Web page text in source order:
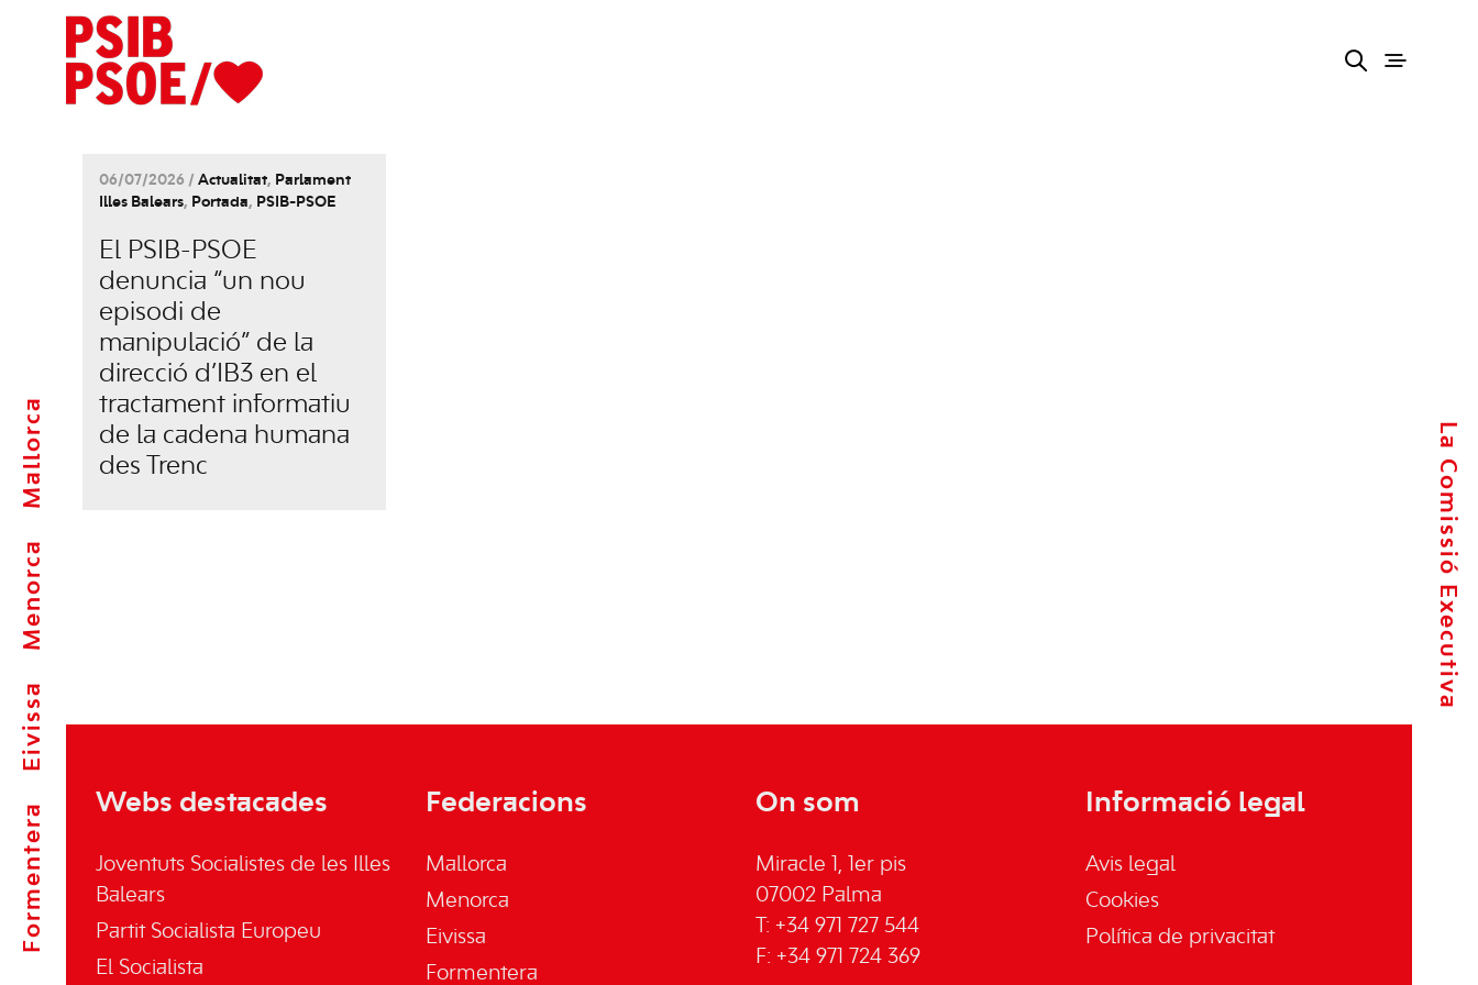
Formentera
Eivissa
Menorca
Mallorca La Comissió Executiva
06/07/2026 / Actualitat, Parlament
Illes Balears, Portada, PSIB-PSOE
El PSIB-PSOE
denuncia “un nou
episodi de
manipulació” de la
direcció d’IB3 en el
tractament informatiu
de la cadena humana
des Trenc
Webs destacades
Joventuts Socialistes de les Illes
Balears
Partit Socialista Europeu
El Socialista
Federacions
Mallorca
Menorca
Eivissa
Formentera
On som
Miracle 1, 1er pis
07002 Palma
T: +34 971 727 544
F: +34 971 724 369
Informació legal
Avis legal
Cookies
Política de privacitat